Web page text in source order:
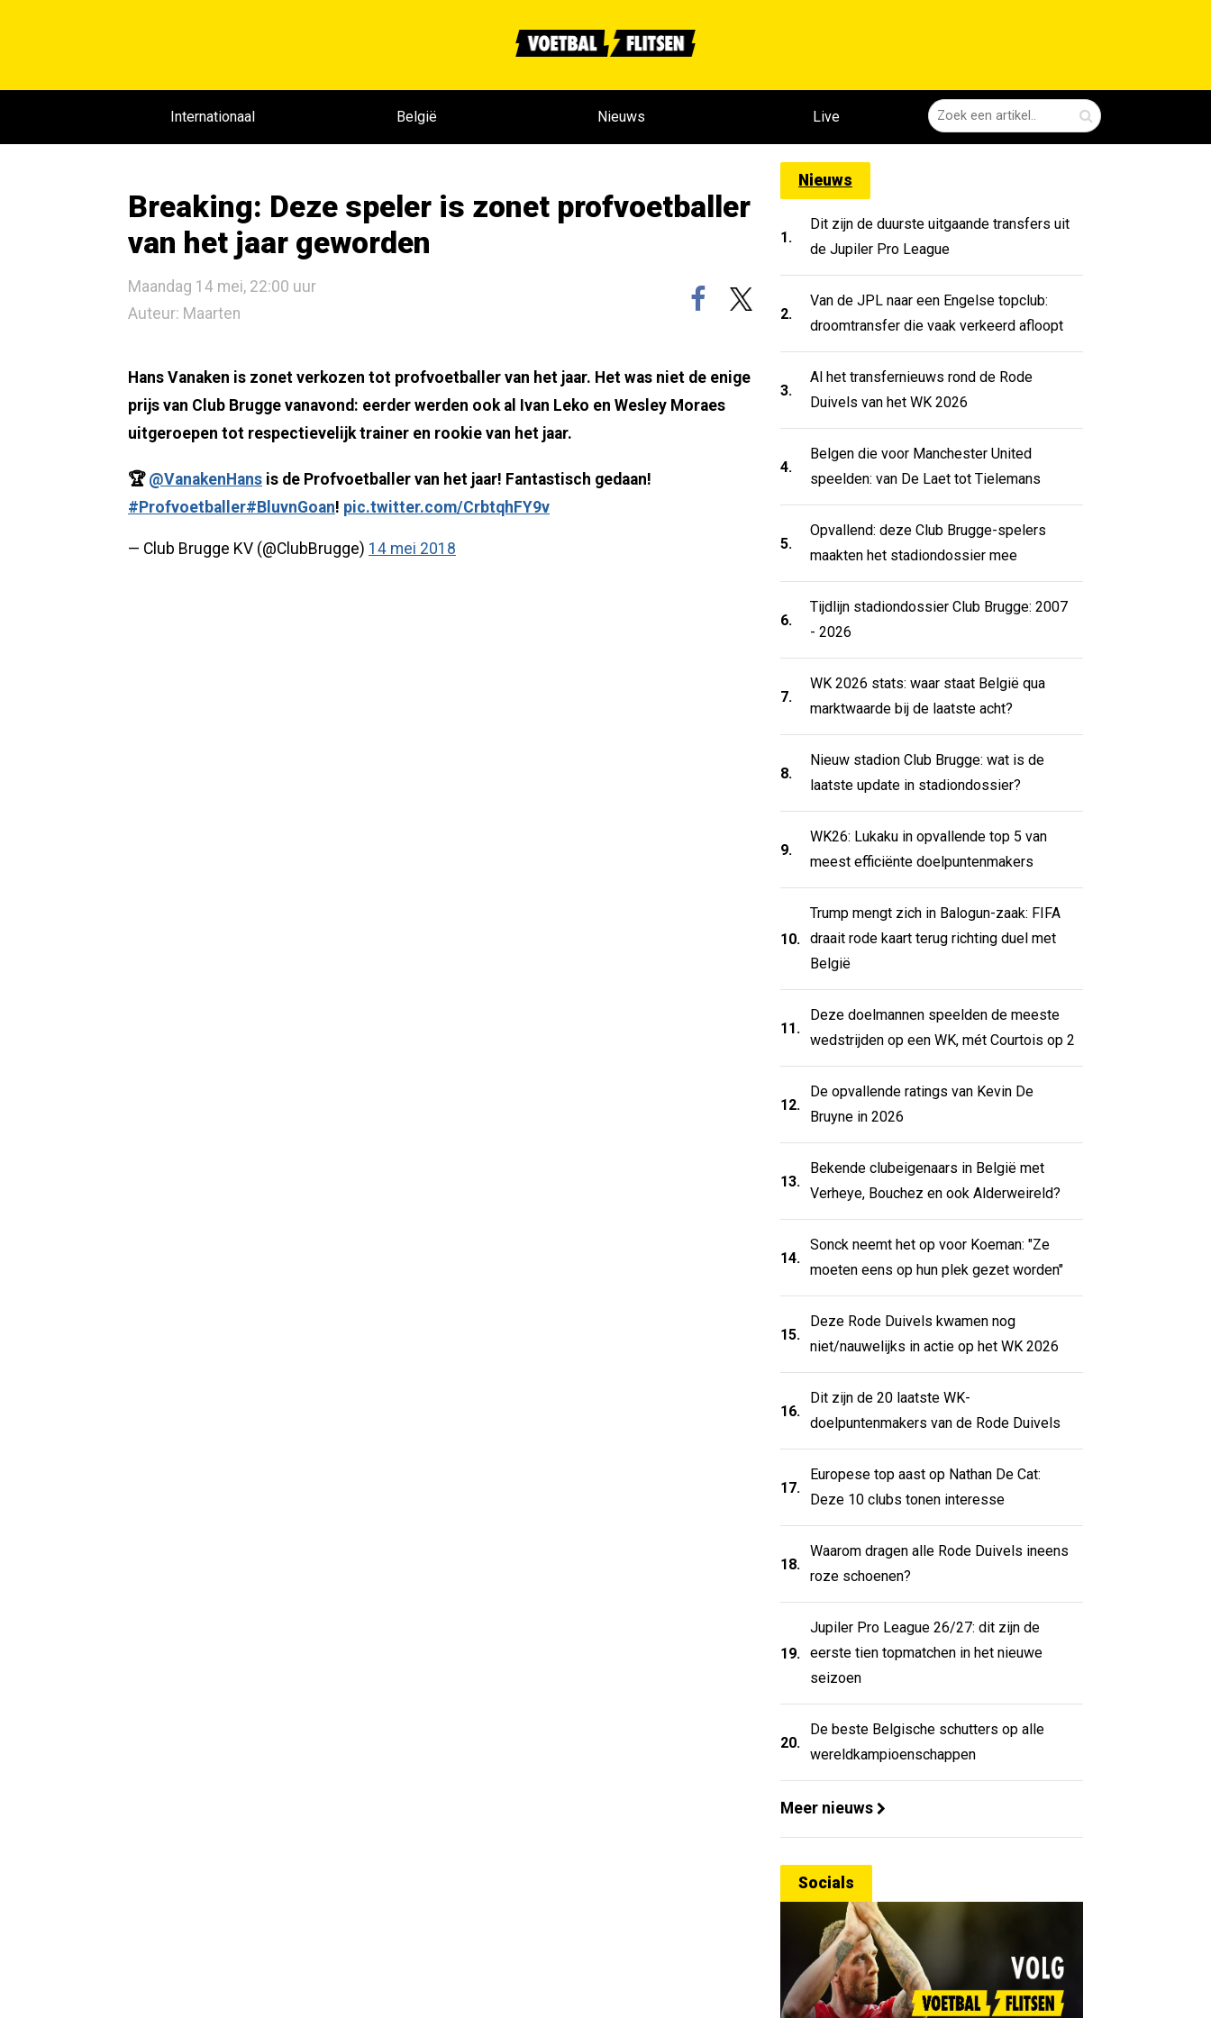
Internationaal België Nieuws Live
Breaking: Deze speler is zonet profvoetballer
van het jaar geworden
Maandag 14 mei, 22:00 uur
Auteur: Maarten
Hans Vanaken is zonet verkozen tot profvoetballer van het jaar. Het was niet de enige
prijs van Club Brugge vanavond: eerder werden ook al Ivan Leko en Wesley Moraes
uitgeroepen tot respectievelijk trainer en rookie van het jaar.
🏆 @VanakenHans is de Profvoetballer van het jaar! Fantastisch gedaan!
#Profvoetballer#BluvnGoan! pic.twitter.com/CrbtqhFY9v
— Club Brugge KV (@ClubBrugge) 14 mei 2018
Nieuws
1.
Dit zijn de duurste uitgaande transfers uit
de Jupiler Pro League
2.
Van de JPL naar een Engelse topclub:
droomtransfer die vaak verkeerd afloopt
3.
Al het transfernieuws rond de Rode
Duivels van het WK 2026
4.
Belgen die voor Manchester United
speelden: van De Laet tot Tielemans
5.
Opvallend: deze Club Brugge-spelers
maakten het stadiondossier mee
6.
Tijdlijn stadiondossier Club Brugge: 2007
- 2026
7.
WK 2026 stats: waar staat België qua
marktwaarde bij de laatste acht?
8.
Nieuw stadion Club Brugge: wat is de
laatste update in stadiondossier?
9.
WK26: Lukaku in opvallende top 5 van
meest efficiënte doelpuntenmakers
10.
Trump mengt zich in Balogun-zaak: FIFA
draait rode kaart terug richting duel met
België
11.
Deze doelmannen speelden de meeste
wedstrijden op een WK, mét Courtois op 2
12.
De opvallende ratings van Kevin De
Bruyne in 2026
13.
Bekende clubeigenaars in België met
Verheye, Bouchez en ook Alderweireld?
14.
Sonck neemt het op voor Koeman: "Ze
moeten eens op hun plek gezet worden"
15.
Deze Rode Duivels kwamen nog
niet/nauwelijks in actie op het WK 2026
16.
Dit zijn de 20 laatste WK-
doelpuntenmakers van de Rode Duivels
17.
Europese top aast op Nathan De Cat:
Deze 10 clubs tonen interesse
18.
Waarom dragen alle Rode Duivels ineens
roze schoenen?
19.
Jupiler Pro League 26/27: dit zijn de
eerste tien topmatchen in het nieuwe
seizoen
20.
De beste Belgische schutters op alle
wereldkampioenschappen
Meer nieuws
Socials